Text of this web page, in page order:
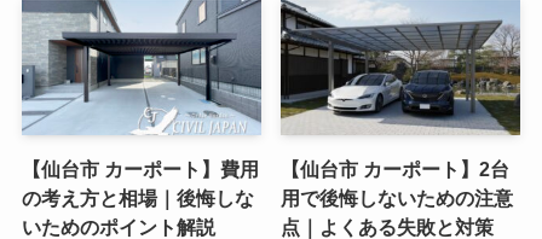
【仙台市 カーポート】費用
の考え方と相場｜後悔しな
いためのポイント解説
【仙台市 カーポート】2台
用で後悔しないための注意
点｜よくある失敗と対策